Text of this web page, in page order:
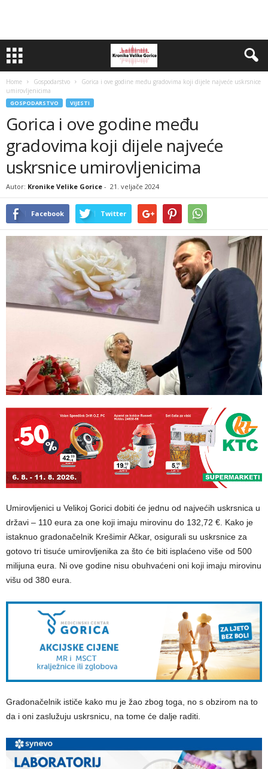
Home Gospodarstvo
Gorica i ove godine među gradovima koji dijele najveće uskrsnice
umirovljenicima
GOSPODARSTVO VIJESTI
Gorica i ove godine među
gradovima koji dijele najveće
uskrsnice umirovljenicima
Autor: Kronike Velike Gorice - 21. veljače 2024
Facebook Twitter
Umirovljenici u Velikoj Gorici dobiti će jednu od najvećih uskrsnica u
državi – 110 eura za one koji imaju mirovinu do 132,72 €. Kako je
istaknuo gradonačelnik Krešimir Ačkar, osigurali su uskrsnice za
gotovo tri tisuće umirovljenika za što će biti isplaćeno više od 500
milijuna eura. Ni ove godine nisu obuhvaćeni oni koji imaju mirovinu
višu od 380 eura.
Gradonačelnik ističe kako mu je žao zbog toga, no s obzirom na to
da i oni zaslužuju uskrsnicu, na tome će dalje raditi.